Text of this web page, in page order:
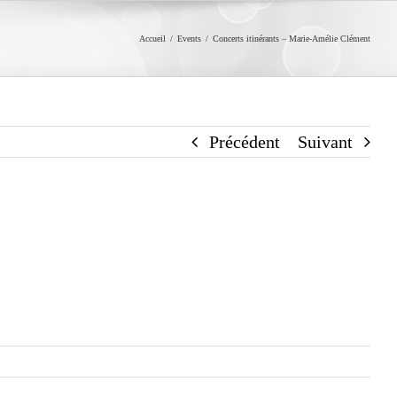
Accueil / Events / Concerts itinérants – Marie-Amélie Clément
Précédent Suivant